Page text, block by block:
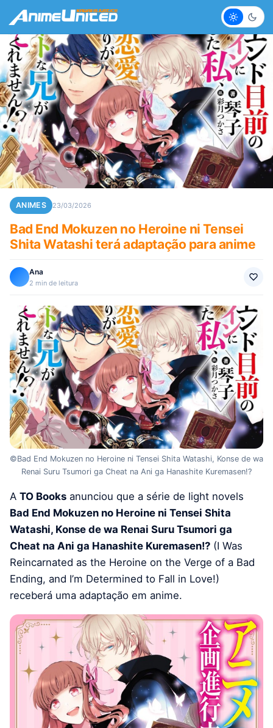
Claro
ANIMES 23/03/2026
Bad End Mokuzen no Heroine ni Tensei
Shita Watashi terá adaptação para anime
Ana
2 min de leitura
©Bad End Mokuzen no Heroine ni Tensei Shita Watashi, Konse de wa
Renai Suru Tsumori ga Cheat na Ani ga Hanashite Kuremasen!?
A TO Books anunciou que a série de light novels
Bad End Mokuzen no Heroine ni Tensei Shita
Watashi, Konse de wa Renai Suru Tsumori ga
Cheat na Ani ga Hanashite Kuremasen!? (I Was
Reincarnated as the Heroine on the Verge of a Bad
Ending, and I’m Determined to Fall in Love!)
receberá uma adaptação em anime.